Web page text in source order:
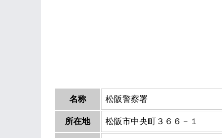
名称 松阪警察署
所在地 松阪市中央町３６６－１